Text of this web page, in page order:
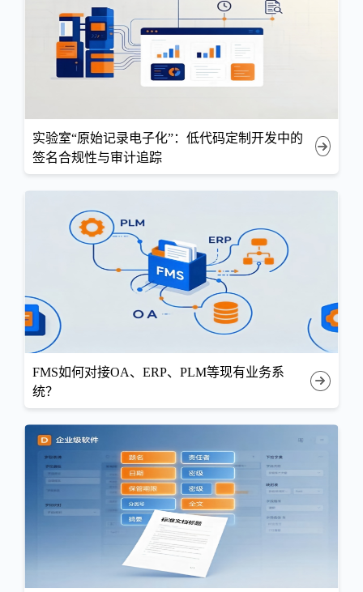
实验室“原始记录电子化”：低代码定制开发中的
签名合规性与审计追踪
FMS如何对接OA、ERP、PLM等现有业务系
统？